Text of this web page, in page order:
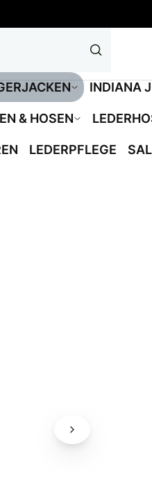
INDIANA
& HOSEN
LEDERPFLEGE